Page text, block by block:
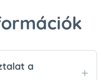
a